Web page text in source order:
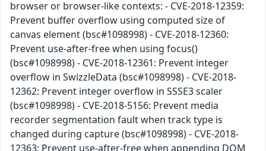
browser or browser-like contexts: - CVE-2018-12359:
Prevent buffer overflow using computed size of
canvas element (bsc#1098998) - CVE-2018-12360:
Prevent use-after-free when using focus()
(bsc#1098998) - CVE-2018-12361: Prevent integer
overflow in SwizzleData (bsc#1098998) - CVE-2018-
12362: Prevent integer overflow in SSSE3 scaler
(bsc#1098998) - CVE-2018-5156: Prevent media
recorder segmentation fault when track type is
changed during capture (bsc#1098998) - CVE-2018-
12363: Prevent use-after-free when appending DOM